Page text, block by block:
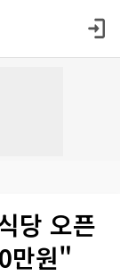
당 오픈
만원"